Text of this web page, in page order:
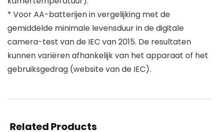
* Voor AA-batterijen in vergelijking met de
gemiddelde minimale levensduur in de digitale
camera-test van de IEC van 2015. De resultaten
kunnen variëren afhankelijk van het apparaat of het
gebruiksgedrag (website van de IEC).
Related Products